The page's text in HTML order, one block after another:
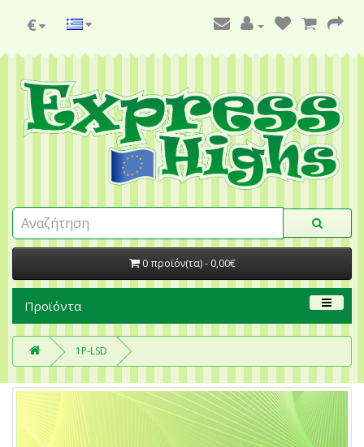
€
0 προϊόν(τα) - 0,00€
Προϊόντα
1P-LSD